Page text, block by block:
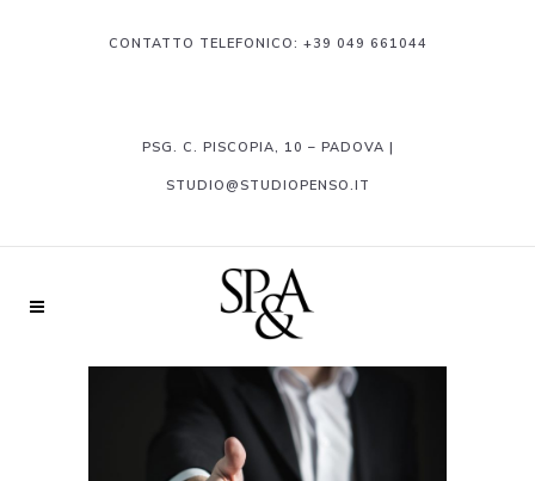
CONTATTO TELEFONICO: +39 049 661044
PSG. C. PISCOPIA, 10 – PADOVA |
STUDIO@STUDIOPENSO.IT